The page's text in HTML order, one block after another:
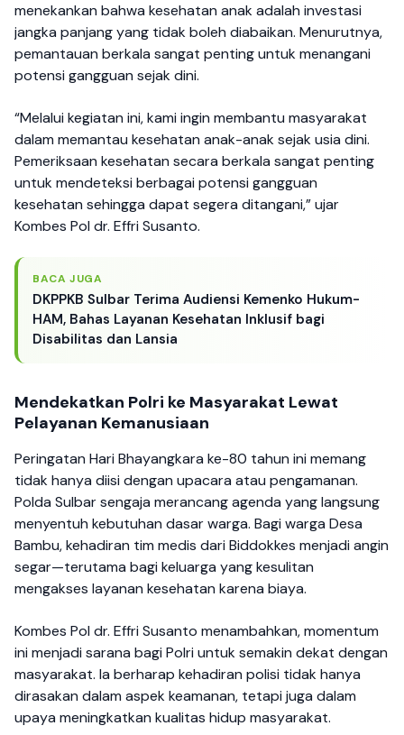
menekankan bahwa kesehatan anak adalah investasi
jangka panjang yang tidak boleh diabaikan. Menurutnya,
pemantauan berkala sangat penting untuk menangani
potensi gangguan sejak dini.
“Melalui kegiatan ini, kami ingin membantu masyarakat
dalam memantau kesehatan anak-anak sejak usia dini.
Pemeriksaan kesehatan secara berkala sangat penting
untuk mendeteksi berbagai potensi gangguan
kesehatan sehingga dapat segera ditangani,” ujar
Kombes Pol dr. Effri Susanto.
BACA JUGA
DKPPKB Sulbar Terima Audiensi Kemenko Hukum-
HAM, Bahas Layanan Kesehatan Inklusif bagi
Disabilitas dan Lansia
Mendekatkan Polri ke Masyarakat Lewat
Pelayanan Kemanusiaan
Peringatan Hari Bhayangkara ke-80 tahun ini memang
tidak hanya diisi dengan upacara atau pengamanan.
Polda Sulbar sengaja merancang agenda yang langsung
menyentuh kebutuhan dasar warga. Bagi warga Desa
Bambu, kehadiran tim medis dari Biddokkes menjadi angin
segar—terutama bagi keluarga yang kesulitan
mengakses layanan kesehatan karena biaya.
Kombes Pol dr. Effri Susanto menambahkan, momentum
ini menjadi sarana bagi Polri untuk semakin dekat dengan
masyarakat. Ia berharap kehadiran polisi tidak hanya
dirasakan dalam aspek keamanan, tetapi juga dalam
upaya meningkatkan kualitas hidup masyarakat.